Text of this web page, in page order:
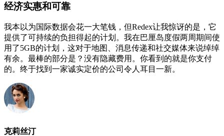
经济实惠和可靠
我本以为国际数据会花一大笔钱，但Redex让我惊讶的是，它
提供了可持续的负担得起的计划。我在巴厘岛度假两周期间使
用了5GB的计划，这对于地图、消息传递和社交媒体来说绰绰
有余。最棒的部分是？没有隐藏费用。你看到的就是你支付
的。终于找到一家诚实定价的公司令人耳目一新。
克莉丝汀